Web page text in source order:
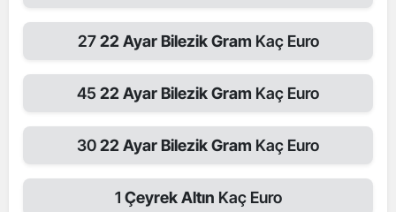
2722 Ayar Bilezik Gram Kaç Euro
45 22 Ayar Bilezik Gram Kaç Euro
3022 Ayar Bilezik Gram Kaç Euro
1 Çeyrek Altın Kaç Euro